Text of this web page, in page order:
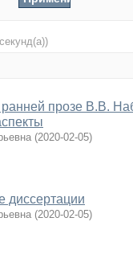
прозе В.В.
(2020-02-05)
диссертации
(2020-02-05)